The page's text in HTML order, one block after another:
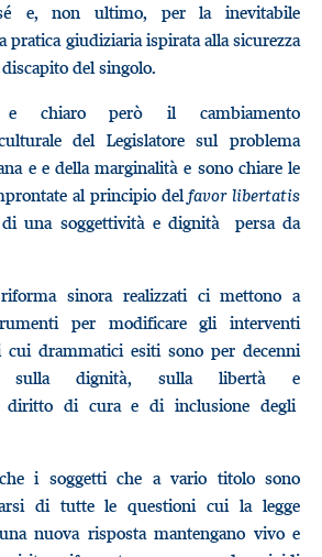
e, non ultimo, per la inevitabile
pratica giudiziaria ispirata alla sicurezza
del singolo.
chiaro però il cambiamento
del Legislatore sul problema
e e della marginalità e sono chiare le
al principio delfavor libertatis
una soggettività e dignità persa da
sinora realizzati ci mettono a
per modificare gli interventi
drammatici esiti sono per decenni
sulla dignità, sulla libertà e
diritto di cura e di inclusione degli
i soggetti che a vario titolo sono
di tutte le questioni cui la legge
nuova risposta mantengano vivo e